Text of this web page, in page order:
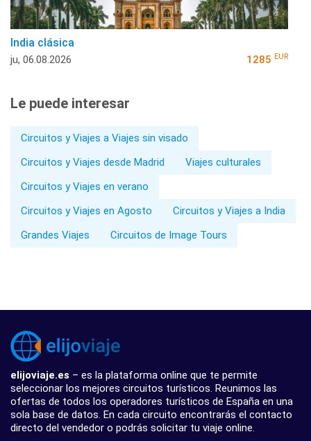
India clásica
ju, 06.08.2026 1285 EUR
Le puede interesar
Circuitos y Viajes a Viajes sin visado
Circuitos y Viajes desde Madrid
Viajes culturales
Circuitos y Viajes en verano
Circuitos y Viajes en Agosto
Circuitos y Viajes a India
Grandes Viajes
Circuitos de Image Tours
elijoviaje.es – es la plataforma online que te permite
seleccionar los mejores circuitos turísticos. Reunimos las
ofertas de todos los operadores turísticos de España en una
sola base de datos. En cada circuito encontrarás el contacto
directo del vendedor o podrás solicitar tu viaje online.